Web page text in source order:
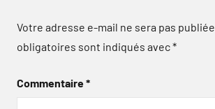
Votre adresse e-mail ne sera pas publiée.
obligatoires sont indiqués avec*
Commentaire*